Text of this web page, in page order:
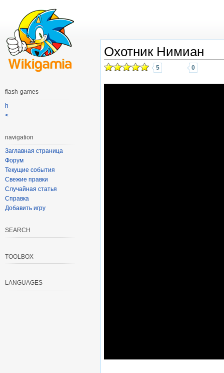
Охотник Нимиан
5 0
flash-games
h
<
navigation
Заглавная страница
Форум
Текущие события
Свежие правки
Случайная статья
Справка
Добавить игру
SEARCH
TOOLBOX
LANGUAGES